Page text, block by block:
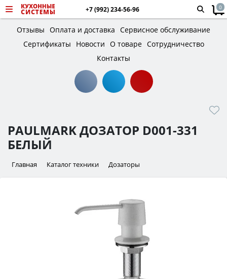
+7 (992) 234-56-96 0
Отзывы Оплата и доставка Сервисное обслуживание
Сертификаты
Новости О товаре Сотрудничество
Контакты
PAULMARK ДОЗАТОР D001-331
БЕЛЫЙ
Главная Каталог техники Дозаторы